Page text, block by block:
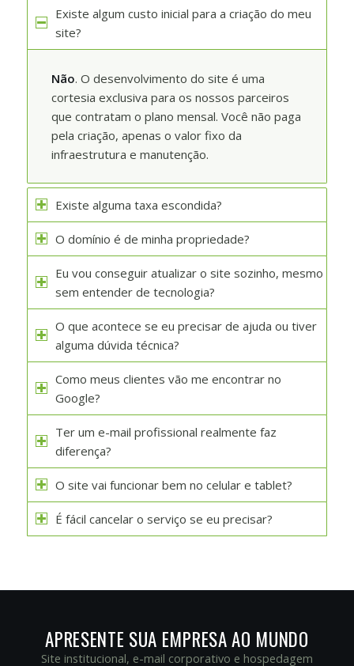
Existe algum custo inicial para a criação do meu
site?
Não. O desenvolvimento do site é uma
cortesia exclusiva para os nossos parceiros
que contratam o plano mensal. Você não paga
pela criação, apenas o valor fixo da
infraestrutura e manutenção.
Existe alguma taxa escondida?
O domínio é de minha propriedade?
Eu vou conseguir atualizar o site sozinho, mesmo
sem entender de tecnologia?
O que acontece se eu precisar de ajuda ou tiver
alguma dúvida técnica?
Como meus clientes vão me encontrar no
Google?
Ter um e-mail profissional realmente faz
diferença?
O site vai funcionar bem no celular e tablet?
É fácil cancelar o serviço se eu precisar?
APRESENTE SUA EMPRESA AO MUNDO
Site institucional, e-mail corporativo e hospedagem